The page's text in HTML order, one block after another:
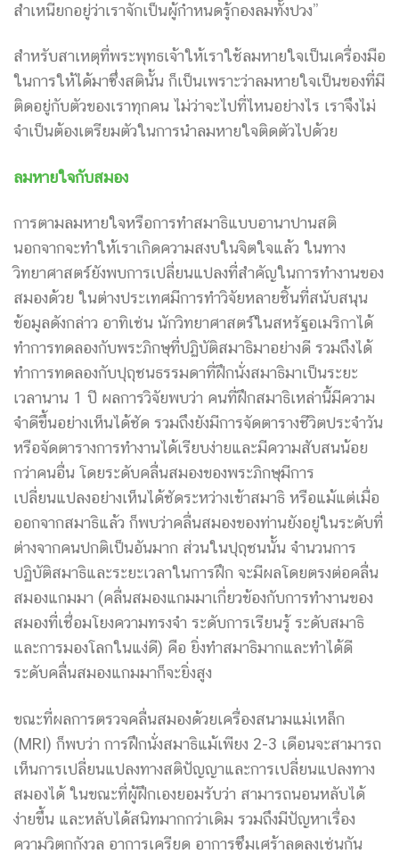
สำเหนียกอยู่ว่าเราจักเป็นผู้กำหนดรู้กองลมทั้งปวง”
สำหรับสาเหตุที่พระพุทธเจ้าให้เราใช้ลมหายใจเป็นเครื่องมือ
ในการให้ได้มาซึ่งสตินั้น ก็เป็นเพราะว่าลมหายใจเป็นของที่มี
ติดอยู่กับตัวของเราทุกคน ไม่ว่าจะไปที่ไหนอย่างไร เราจึงไม่
จำเป็นต้องเตรียมตัวในการนำลมหายใจติดตัวไปด้วย
ลมหายใจกับสมอง
การตามลมหายใจหรือการทำสมาธิแบบอานาปานสติ
นอกจากจะทำให้เราเกิดความสงบในจิตใจแล้ว ในทาง
วิทยาศาสตร์ยังพบการเปลี่ยนแปลงที่สำคัญในการทำงานของ
สมองด้วย ในต่างประเทศมีการทำวิจัยหลายชิ้นที่สนับสนุน
ข้อมูลดังกล่าว อาทิเช่น นักวิทยาศาสตร์ในสหรัฐอเมริกาได้
ทำการทดลองกับพระภิกษุที่ปฏิบัติสมาธิมาอย่างดี รวมถึงได้
ทำการทดลองกับปุถุชนธรรมดาที่ฝึกนั่งสมาธิมาเป็นระยะ
เวลานาน 1 ปี ผลการวิจัยพบว่า คนที่ฝึกสมาธิเหล่านี้มีความ
จำดีขึ้นอย่างเห็นได้ชัด รวมถึงยังมีการจัดตารางชีวิตประจำวัน
หรือจัดตารางการทำงานได้เรียบง่ายและมีความสับสนน้อย
กว่าคนอื่น โดยระดับคลื่นสมองของพระภิกษุมีการ
เปลี่ยนแปลงอย่างเห็นได้ชัดระหว่างเข้าสมาธิ หรือแม้แต่เมื่อ
ออกจากสมาธิแล้ว ก็พบว่าคลื่นสมองของท่านยังอยู่ในระดับที่
ต่างจากคนปกติเป็นอันมาก ส่วนในปุถุชนนั้น จำนวนการ
ปฏิบัติสมาธิและระยะเวลาในการฝึก จะมีผลโดยตรงต่อคลื่น
สมองแกมมา (คลื่นสมองแกมมาเกี่ยวข้องกับการทำงานของ
สมองที่เชื่อมโยงความทรงจำ ระดับการเรียนรู้ ระดับสมาธิ
และการมองโลกในแง่ดี) คือ ยิ่งทำสมาธิมากและทำได้ดี
ระดับคลื่นสมองแกมมาก็จะยิ่งสูง
ขณะที่ผลการตรวจคลื่นสมองด้วยเครื่องสนามแม่เหล็ก
(MRI) ก็พบว่า การฝึกนั่งสมาธิแม้เพียง 2-3 เดือนจะสามารถ
เห็นการเปลี่ยนแปลงทางสติปัญญาและการเปลี่ยนแปลงทาง
สมองได้ ในขณะที่ผู้ฝึกเองยอมรับว่า สามารถนอนหลับได้
ง่ายขึ้น และหลับได้สนิทมากกว่าเดิม รวมถึงมีปัญหาเรื่อง
ความวิตกกังวล อาการเครียด อาการซึมเศร้าลดลงเช่นกัน